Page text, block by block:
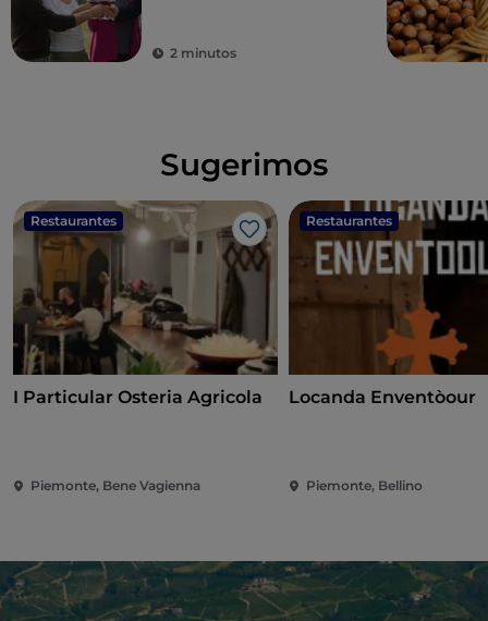
extraordinários
2 minutos
Sugerimos
Restaurantes
Gosto
I Particular Osteria Agricola
Piemonte, Bene Vagienna
Restaurantes
Locanda Enventòour
Piemonte, Bellino